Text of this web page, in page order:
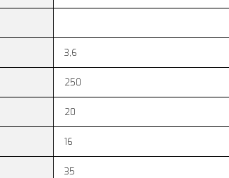
3,6
250
20
16
35